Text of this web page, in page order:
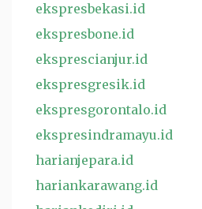
ekspresbekasi.id
ekspresbone.id
eksprescianjur.id
ekspresgresik.id
ekspresgorontalo.id
ekspresindramayu.id
harianjepara.id
hariankarawang.id